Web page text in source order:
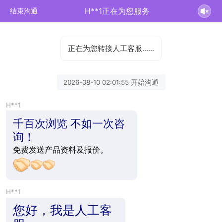
结束沟通 H**1正在为您服务
正在为您转接人工客服……
2026-08-10 02:01:55 开始沟通
H**1
千百次浏览 不如一次咨
询！
免费发送产品资料及报价。
H**1
您好，我是人工客